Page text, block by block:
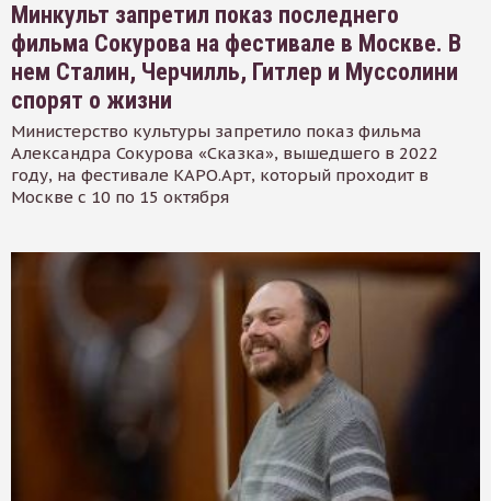
Минкульт запретил показ последнего
фильма Сокурова на фестивале в Москве. В
нем Сталин, Черчилль, Гитлер и Муссолини
спорят о жизни
Министерство культуры запретило показ фильма
Александра Сокурова «Сказка», вышедшего в 2022
году, на фестивале КАРО.Арт, который проходит в
Москве с 10 по 15 октября